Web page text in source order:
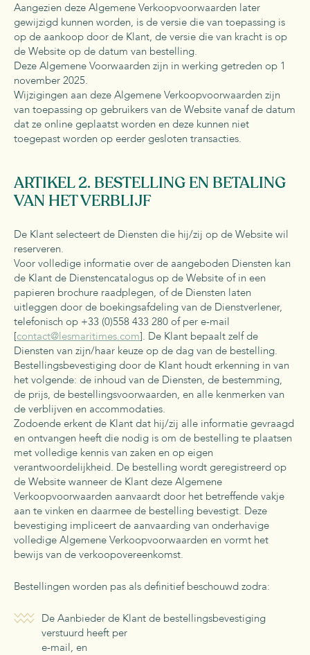
Aangezien deze Algemene Verkoopvoorwaarden later
gewijzigd kunnen worden, is de versie die van toepassing is
op de aankoop door de Klant, de versie die van kracht is op
de Website op de datum van bestelling.
Deze Algemene Voorwaarden zijn in werking getreden op 1
november 2025.
Wijzigingen aan deze Algemene Verkoopvoorwaarden zijn
van toepassing op gebruikers van de Website vanaf de datum
dat ze online geplaatst worden en deze kunnen niet
toegepast worden op eerder gesloten transacties.
ARTIKEL 2. BESTELLING EN BETALING
VAN HET VERBLIJF
De Klant selecteert de Diensten die hij/zij op de Website wil
reserveren.
Voor volledige informatie over de aangeboden Diensten kan
de Klant de Dienstencatalogus op de Website of in een
papieren brochure raadplegen, of de Diensten laten
uitleggen door de boekingsafdeling van de Dienstverlener,
telefonisch op +33 (0)558 433 280 of per e-mail
[contact@lesmaritimes.com]. De Klant bepaalt zelf de
Diensten van zijn/haar keuze op de dag van de bestelling.
Bestellingsbevestiging door de Klant houdt erkenning in van
het volgende: de inhoud van de Diensten, de bestemming,
de prijs, de bestellingsvoorwaarden, en alle kenmerken van
de verblijven en accommodaties.
Zodoende erkent de Klant dat hij/zij alle informatie gevraagd
en ontvangen heeft die nodig is om de bestelling te plaatsen
met volledige kennis van zaken en op eigen
verantwoordelijkheid. De bestelling wordt geregistreerd op
de Website wanneer de Klant deze Algemene
Verkoopvoorwaarden aanvaardt door het betreffende vakje
aan te vinken en daarmee de bestelling bevestigt. Deze
bevestiging impliceert de aanvaarding van onderhavige
volledige Algemene Verkoopvoorwaarden en vormt het
bewijs van de verkoopovereenkomst.
Bestellingen worden pas als definitief beschouwd zodra:
De Aanbieder de Klant de bestellingsbevestiging
verstuurd heeft per
e-mail, en